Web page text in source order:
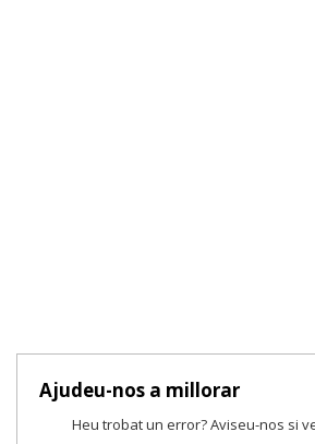
Ajudeu-nos a millorar
Heu trobat un error? Aviseu-nos si